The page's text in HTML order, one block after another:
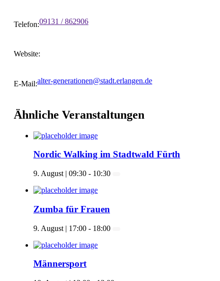
Telefon:09131 / 862906
Website:
E-Mail:alter-generationen@stadt.erlangen.de
Ähnliche Veranstaltungen
Nordic Walking im Stadtwald Fürth
9. August | 09:30 - 10:30
Zumba für Frauen
9. August | 17:00 - 18:00
Männersport